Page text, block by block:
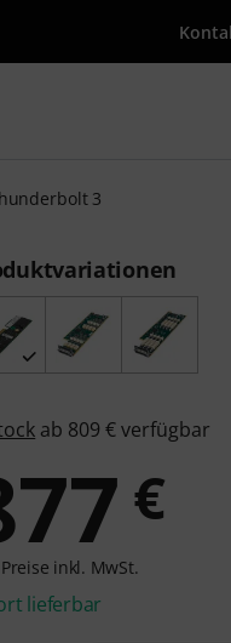
{searchTerm}
3
ab 809 € verfügbar
€
inkl. MwSt.
lieferbar